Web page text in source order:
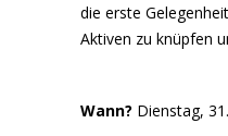
die erste
Aktiven zu knüpfen
Wann? Dienstag,